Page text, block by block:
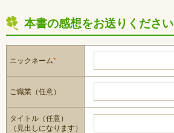
本書の感想をお送りください
ニックネーム*
ご職業（任意）
タイトル（任意）
（見出しになります）